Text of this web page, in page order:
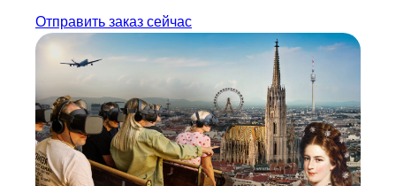
Отправить заказ сейчас